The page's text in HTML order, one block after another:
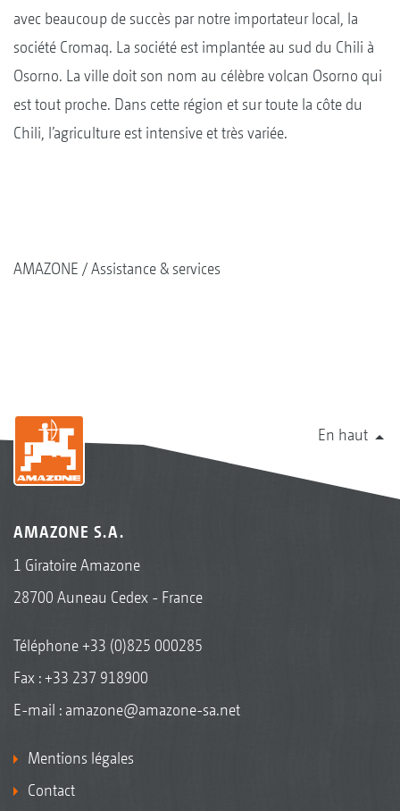
avec beaucoup de succès par notre importateur local, la
société Cromaq. La société est implantée au sud du Chili à
Osorno. La ville doit son nom au célèbre volcan Osorno qui
est tout proche. Dans cette région et sur toute la côte du
Chili, l’agriculture est intensive et très variée.
AMAZONE Assistance & services
En haut
AMAZONE S.A.
1 Giratoire Amazone
28700 Auneau Cedex - France
Téléphone+33 (0)825 000285
Fax : +33 237 918900
E-mail : amazone@amazone-sa.net
Mentions légales
Contact